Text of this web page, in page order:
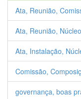
Ata, Reunião,
Ata, Reunião, Núcleo
Ata, Instalação,
Comissão,
governança, boas